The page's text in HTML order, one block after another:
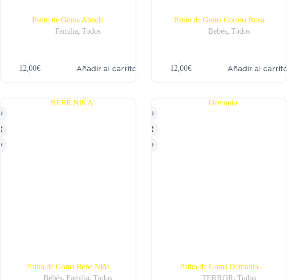
Patito de Goma Abuela
Familia, Todos
12,00€ Añadir al carrito
Patito de Goma Corona Rosa
Bebés, Todos
12,00€ Añadir al carrito
Patito de Goma Bebe Niña
Bebés, Familia,Todos
Patito de Goma Demonio
TERROR, Todos